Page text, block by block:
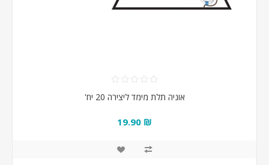
אוניה תלת מימד ליצירה 20 יח'
₪ 19.90